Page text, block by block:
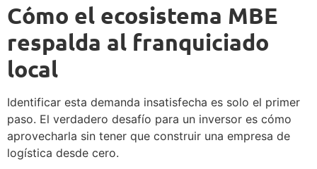
Cómo el ecosistema MBE
respalda al franquiciado
local
Identificar esta demanda insatisfecha es solo el primer
paso. El verdadero desafío para un inversor es cómo
aprovecharla sin tener que construir una empresa de
logística desde cero.